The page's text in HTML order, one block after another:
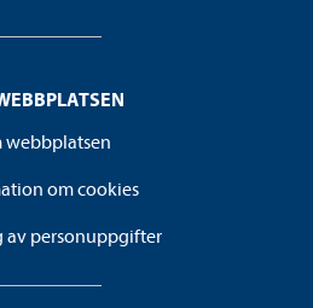
webbplatsen
om cookies
av personuppgifter